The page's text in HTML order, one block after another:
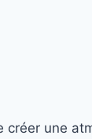
créer une